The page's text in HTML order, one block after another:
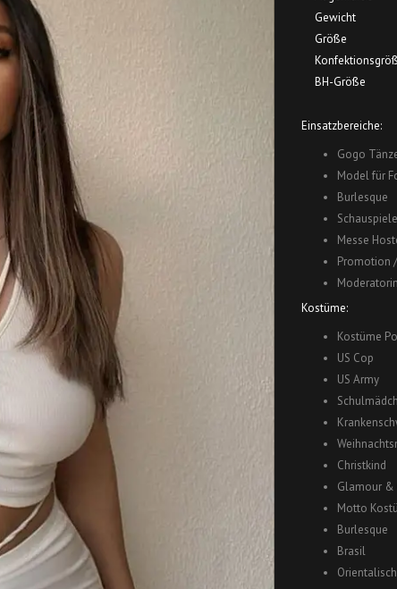
Gewicht
Größe
BH-Größe
Einsatzbereiche:
Gogo
Model für
Burlesque
Messe
Promotion
Moderatorin
Kostüme:
Kostüme
US Cop
US Army
Christkind
Glamour &
Motto
Burlesque
Brasil